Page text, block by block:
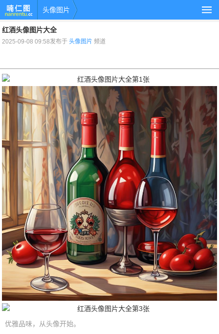
头像图片
红酒头像图片大全
2025-09-08 09:58发布于头像图片 频道
优雅品味，从头像开始。